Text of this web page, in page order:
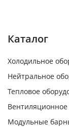
Каталог
Холодильное
Нейтральное
Тепловое
Модульные